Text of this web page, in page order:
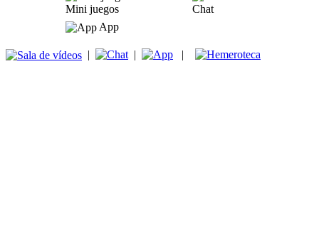
Mini juegos
Chat
App
| | |